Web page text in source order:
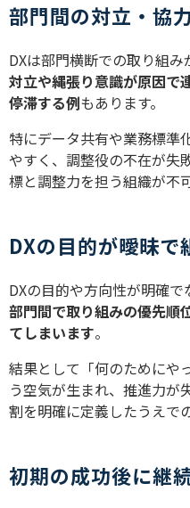
部門間の対立・協
DXは部門横断での取り組み
対立や縄張り意識が原因で
停滞する例もあります。
特にデータ共有や業務標準
やすく、調整役の不在が失
標と調整力を担う組織が不
DXの目的が曖昧で
DXの目的や方向性が明確で
部門間で取り組みの優先順
てしまいます。
結果として「何のためにや
う空気が生まれ、推進力が
割を明確に定義したうえで
初期の成功後に継